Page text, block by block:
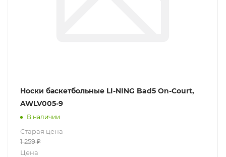
Носки баскетбольные LI-NING Bad5 On-Court,
AWLV005-9
В наличии
Старая цена
1 259₽
Цена